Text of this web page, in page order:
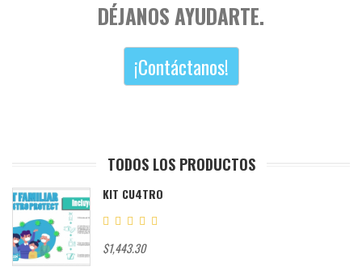
DÉJANOS AYUDARTE.
¡Contáctanos!
TODOS LOS PRODUCTOS
KIT CU4TRO
$1,443.30